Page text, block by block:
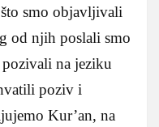
smo objavljivali
od njih poslali smo
na jeziku
poziv i
Kur’an, na